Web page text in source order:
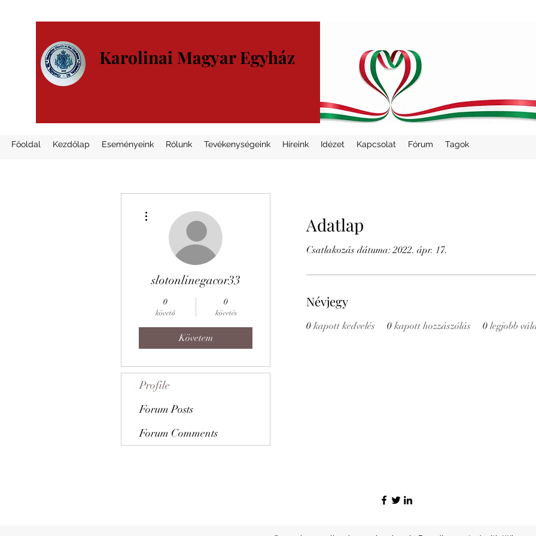
Karolinai Magyar Egyház
Főoldal Kezdőlap Eseményeink Rólunk Tevékenységeink Híreink Idézet Kapcsolat Fórum Tagok
Adatlap
Csatlakozás dátuma: 2022. ápr. 17.
Névjegy
0 kapott kedvelés 0 kapott hozzászólás 0 legjobb
slotonlinegacor33
0
követő
0
követés
Követem
Profile
Forum Posts
Forum Comments